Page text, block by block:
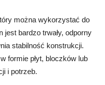
można wykorzystać do
jest bardzo trwały, odporny
stabilność konstrukcji.
formie płyt, bloczków lub
i potrzeb.